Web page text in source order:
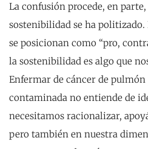
La confusión procede, en
sostenibilidad se ha
se posicionan como “pro,
la sostenibilidad es algo que
Enfermar de cáncer de
contaminada no entiende de
necesitamos racionalizar,
pero también en nuestra